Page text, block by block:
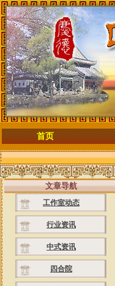
首页
文章导航
工作室动态
行业资讯
中式资讯
四合院